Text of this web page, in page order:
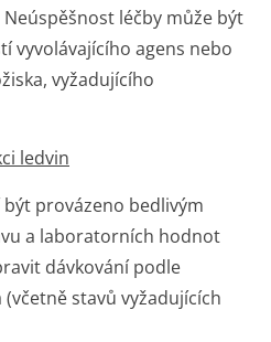
léčby může být
vyvolávajícího agens nebo
vyžadujícího
ledvin
provázeno bedlivým
a laboratorních hodnot
dávkování podle
stavů vyžadujících